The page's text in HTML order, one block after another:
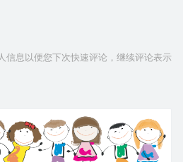
信息以便您下次快速评论，继续评论表示